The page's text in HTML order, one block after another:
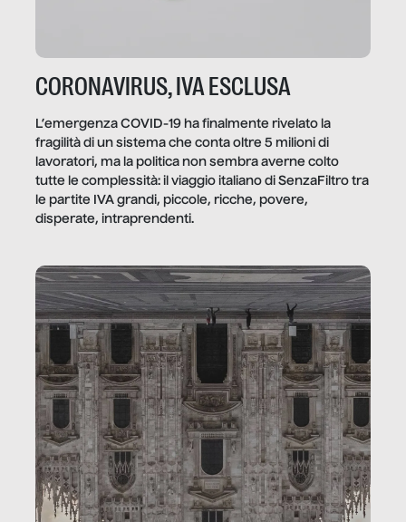
CORONAVIRUS, IVA ESCLUSA
L’emergenza COVID-19 ha finalmente rivelato la
fragilità di un sistema che conta oltre 5 milioni di
lavoratori, ma la politica non sembra averne colto
tutte le complessità: il viaggio italiano di SenzaFiltro tra
le partite IVA grandi, piccole, ricche, povere,
disperate, intraprendenti.